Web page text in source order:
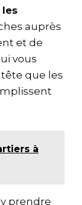
les
auprès
et de
vous
que les
à
prendre